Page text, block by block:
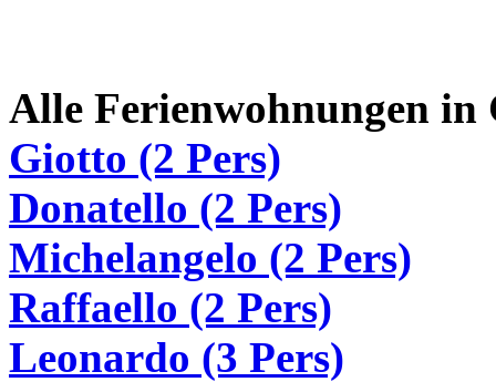
Alle Ferienwohnungen in
Giotto (2 Pers)
Donatello (2 Pers)
Michelangelo (2 Pers)
Raffaello (2 Pers)
Leonardo (3 Pers)